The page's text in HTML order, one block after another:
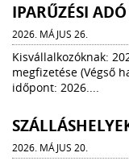
IPARŰZÉSI ADÓ
2026. MÁJUS 26.
Kisvállalkozóknak:
megfizetése (Végső
időpont: 2026....
2026. MÁJUS 20.